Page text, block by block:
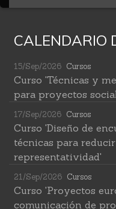
CALENDARIO
15/Sep/2026 Cursos
Curso 'Técnicas y
para proyectos
17/Sep/2026 Cursos
Curso 'Diseño de
técnicas para reducir
representatividad'
21/Sep/2026 Cursos
Curso 'Proyectos
comunicación de